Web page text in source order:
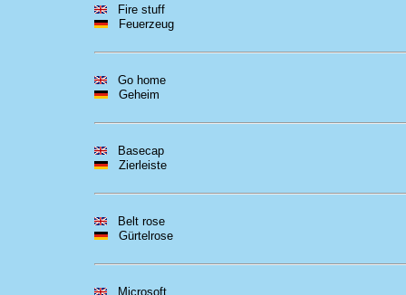
Fire stuff
Feuerzeug
Go home
Geheim
Basecap
Zierleiste
Belt rose
Gürtelrose
Microsoft